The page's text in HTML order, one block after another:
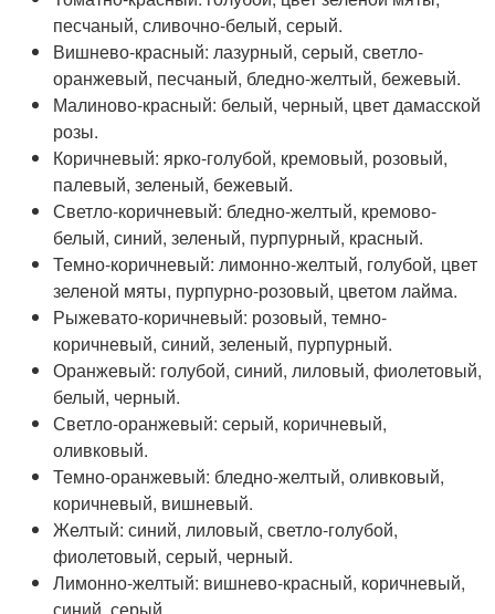
песчаный, сливочно-белый, серый.
Вишнево-красный: лазурный, серый, светло-
оранжевый, песчаный, бледно-желтый, бежевый.
Малиново-красный: белый, черный, цвет дамасской
розы.
Коричневый: ярко-голубой, кремовый, розовый,
палевый, зеленый, бежевый.
Светло-коричневый: бледно-желтый, кремово-
белый, синий, зеленый, пурпурный, красный.
Темно-коричневый: лимонно-желтый, голубой, цвет
зеленой мяты, пурпурно-розовый, цветом лайма.
Рыжевато-коричневый: розовый, темно-
коричневый, синий, зеленый, пурпурный.
Оранжевый: голубой, синий, лиловый, фиолетовый,
белый, черный.
Светло-оранжевый: серый, коричневый,
оливковый.
Темно-оранжевый: бледно-желтый, оливковый,
коричневый, вишневый.
Желтый: синий, лиловый, светло-голубой,
фиолетовый, серый, черный.
Лимонно-желтый: вишнево-красный, коричневый,